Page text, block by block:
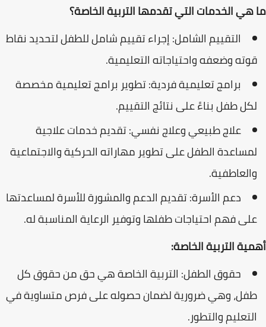
ما هي الخدمات التي تقدمها التربية الخاصة؟
التقييم الشامل: إجراء تقييم شامل للطفل لتحديد نقاط
قوته وضعفه واحتياجاته التعليمية.
برامج تعليمية فردية: تطوير برامج تعليمية مخصصة
لكل طفل بناءً على نتائج التقييم.
علاج طبيعي وعلاج نفسي: تقديم خدمات علاجية
لمساعدة الطفل على تطوير مهاراته الحركية والاجتماعية
والعاطفية.
دعم الأسرة: تقديم الدعم والمشورة للأسرة لمساعدتها
على فهم احتياجات طفلها وتوفير الرعاية المناسبة له.
أهمية التربية الخاصة:
حقوق الطفل: التربية الخاصة هي حق من حقوق كل
طفل، وهي ضرورية لضمان حصوله على فرص متساوية في
التعليم والتطور.